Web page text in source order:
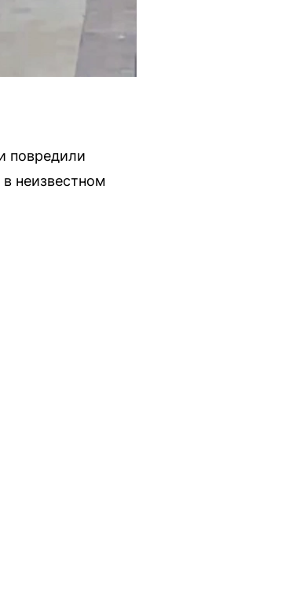
повредили
неизвестном